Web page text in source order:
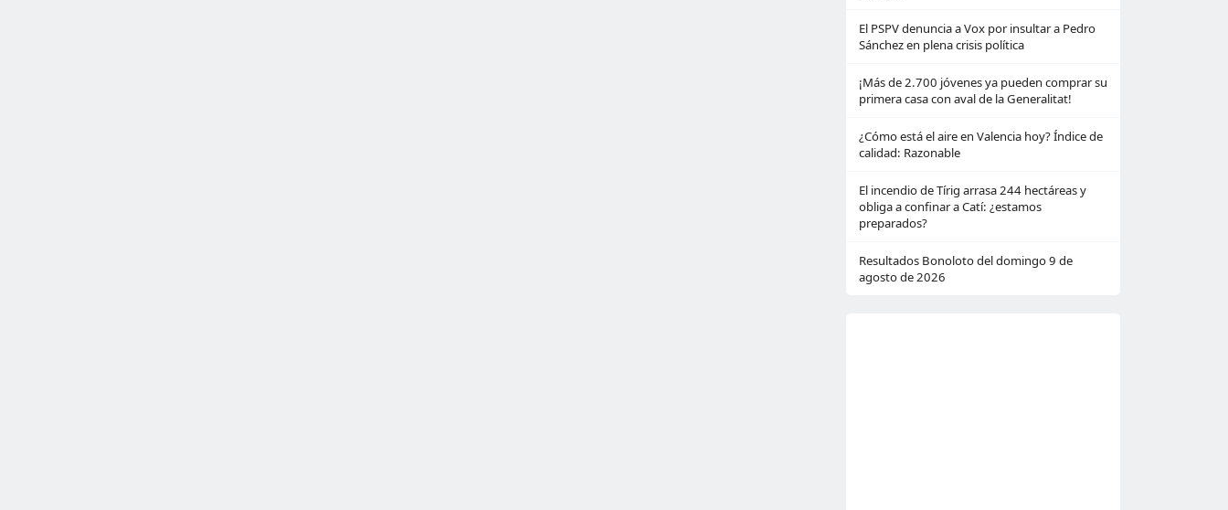
El PSPV denuncia a Vox por insultar a Pedro
Sánchez en plena crisis política
¡Más de 2.700 jóvenes ya pueden comprar su
primera casa con aval de la Generalitat!
¿Cómo está el aire en Valencia hoy? Índice de
calidad: Razonable
El incendio de Tírig arrasa 244 hectáreas y
obliga a confinar a Catí: ¿estamos
preparados?
Resultados Bonoloto del domingo 9 de
agosto de 2026